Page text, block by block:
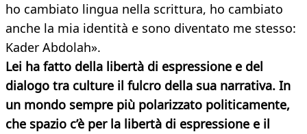
ho cambiato lingua nella scrittura, ho cambiato
anche la mia identità e sono diventato me stesso:
Kader Abdolah».
Lei ha fatto della libertà di espressione e del
dialogo tra culture il fulcro della sua narrativa. In
un mondo sempre più polarizzato politicamente,
che spazio c’è per la libertà di espressione e il